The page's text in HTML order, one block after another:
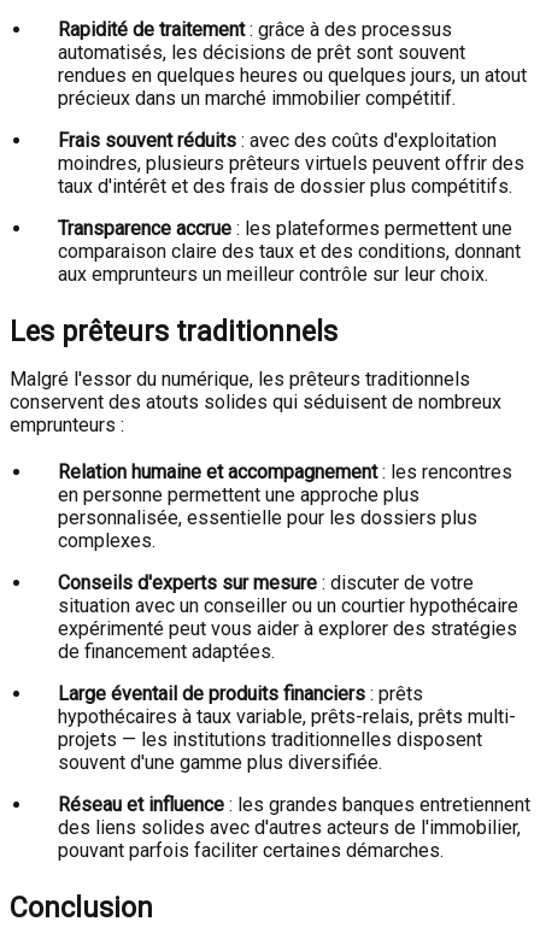
Rapidité de traitement: grâce à des processus
automatisés, les décisions de prêt sont souvent
rendues en quelques heures ou quelques jours, un atout
précieux dans un marché immobilier compétitif.
Frais souvent réduits : avec des coûts d'exploitation
moindres, plusieurs prêteurs virtuels peuvent offrir des
taux d'intérêt et des frais de dossier plus compétitifs.
Transparence accrue : les plateformes permettent une
comparaison claire des taux et des conditions, donnant
aux emprunteurs un meilleur contrôle sur leur choix.
Les prêteurs traditionnels
Malgré l'essor du numérique, les prêteurs traditionnels
conservent des atouts solides qui séduisent de nombreux
emprunteurs :
Relation humaine et accompagnement: les rencontres
en personne permettent une approche plus
personnalisée, essentielle pour les dossiers plus
complexes.
Conseils d'experts sur mesure : discuter de votre
situation avec un conseiller ou un courtier hypothécaire
expérimenté peut vous aider à explorer des stratégies
de financement adaptées.
Large éventail de produits financiers : prêts
hypothécaires à taux variable, prêts-relais, prêts multi-
projets — les institutions traditionnelles disposent
souvent d'une gamme plus diversifiée.
Réseau et influence : les grandes banques entretiennent
des liens solides avec d'autres acteurs de l'immobilier,
pouvant parfois faciliter certaines démarches.
Conclusion